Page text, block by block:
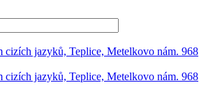
cizích jazyků, Teplice, Metelkovo nám. 968
cizích jazyků, Teplice, Metelkovo nám. 968